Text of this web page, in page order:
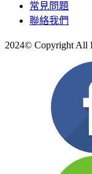
常見問題
聯絡我們
2024© Copyright All